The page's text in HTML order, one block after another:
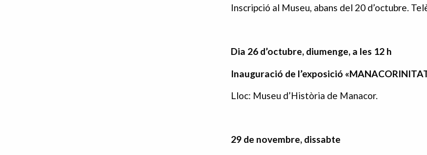
Inscripció al Museu, abans del 20 d’octubre.
Dia 26 d’octubre, diumenge, a les 12 h
Inauguració de l’exposició
Lloc: Museu d’Història de Manacor.
29 de novembre, dissabte